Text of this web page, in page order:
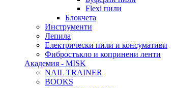
Flexi пили
Блокчета
Инструменти
Лепила
Електрически пили и консумативи
Фибростъкло и копринени ленти
Академия - MISK
NAIL TRAINER
BOOKS